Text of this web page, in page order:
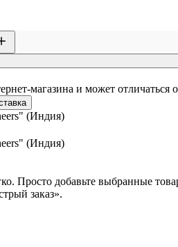
магазина и может отличаться
(Индия)
(Индия)
Просто добавьте выбранные
заказ».